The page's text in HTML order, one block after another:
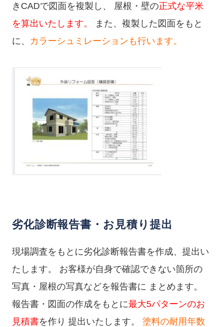
きCADで図面を複製し、 屋根・壁の正式な平米
を算出いたします。
また、複製した図面をもと
に、
カラーシュミレーションも行います。
劣化診断報告書・お見積り提出
現場調査をもとに劣化診断報告書を作成、提出い
たします。 お客様が自身で確認できない箇所の
写真・屋根の写真などを報告書に まとめます。
報告書・図面の作成をもとに最大5パターンのお
見積書を作り 提出いたします。 塗料の耐用年数